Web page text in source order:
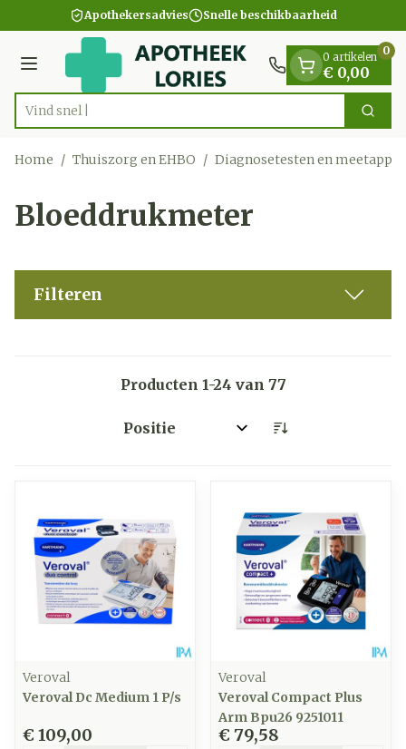
Ga naar de inhoudApothekersadvies Snelle beschikbaarheid
Menu
Product, merk, categorie...
Vind snel wondverz Zoek
0 artikelen
€ 0,00
0
Home / Thuiszorg en EHBO / Diagnosetesten en
Bloeddrukmeter
Filteren
Producten 1-24 van 77
Sorteer op:
Veroval
Veroval Dc Medium 1 P/s
€ 109,00
Veroval
Veroval Compact Plus
Arm Bpu26 9251011
€ 79,58